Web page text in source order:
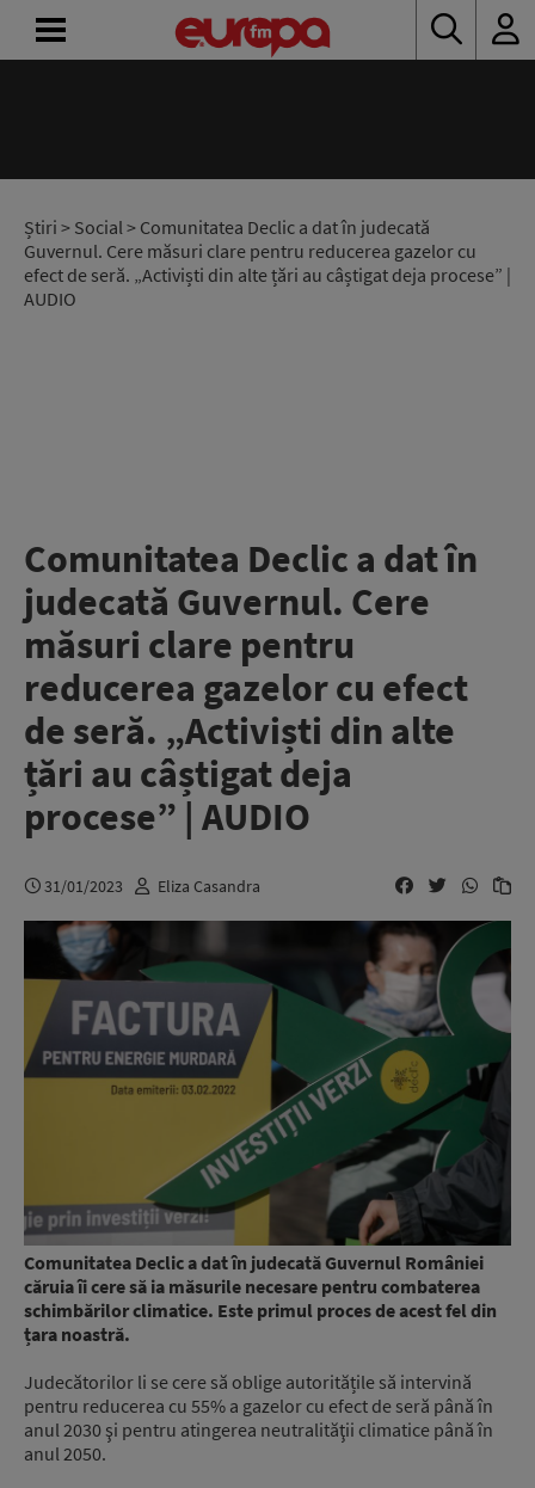
Știri > Social> Comunitatea Declic a dat în judecată
Guvernul. Cere măsuri clare pentru reducerea gazelor cu
efect de seră. „Activiști din alte țări au câștigat deja procese” |
AUDIO
Comunitatea Declic a dat în
judecată Guvernul. Cere
măsuri clare pentru
reducerea gazelor cu efect
de seră. „Activiști din alte
țări au câștigat deja
procese” | AUDIO
31/01/2023 Eliza Casandra
Comunitatea Declic a dat în judecată Guvernul României
căruia îi cere să ia măsurile necesare pentru combaterea
schimbărilor climatice. Este primul proces de acest fel din
țara noastră.
Judecătorilor li se cere să oblige autoritățile să intervină
pentru reducerea cu 55% a gazelor cu efect de seră până în
anul 2030 şi pentru atingerea neutralităţii climatice până în
anul 2050.
RADIO
CONCURSURI